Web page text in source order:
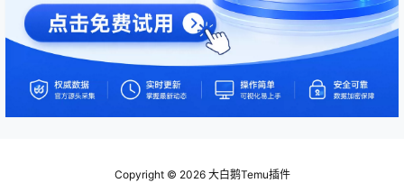
Copyright © 2026大白鹅Temu插件